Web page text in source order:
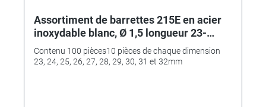
Assortiment de barrettes 215E en acier
inoxydable blanc, Ø 1,5 longueur 23-
32mm, tenon avec embout
Contenu 100 pièces10 pièces de chaque dimension
23, 24, 25, 26, 27, 28, 29, 30, 31 et 32mm